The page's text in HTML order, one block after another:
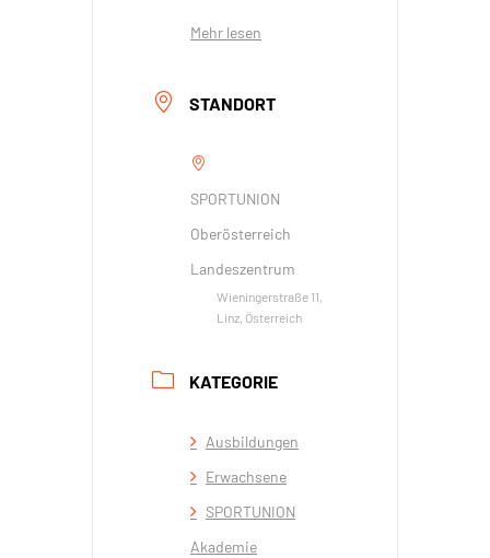
Mehr lesen
STANDORT
SPORTUNION
Oberösterreich
Landeszentrum
Wieningerstraße 11,
Linz, Österreich
KATEGORIE
Ausbildungen
Erwachsene
SPORTUNION
Akademie